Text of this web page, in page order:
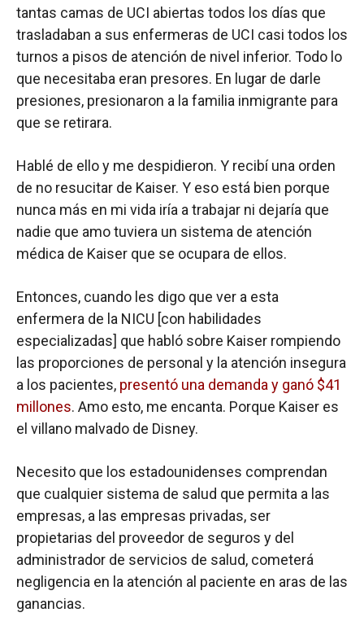
tantas camas de UCI abiertas todos los días que
trasladaban a sus enfermeras de UCI casi todos los
turnos a pisos de atención de nivel inferior. Todo lo
que necesitaba eran presores. En lugar de darle
presiones, presionaron a la familia inmigrante para
que se retirara.
Hablé de ello y me despidieron. Y recibí una orden
de no resucitar de Kaiser. Y eso está bien porque
nunca más en mi vida iría a trabajar ni dejaría que
nadie que amo tuviera un sistema de atención
médica de Kaiser que se ocupara de ellos.
Entonces, cuando les digo que ver a esta
enfermera de la NICU [con habilidades
especializadas] que habló sobre Kaiser rompiendo
las proporciones de personal y la atención insegura
a los pacientes, presentó una demanda y ganó $41
millones. Amo esto, me encanta. Porque Kaiser es
el villano malvado de Disney.
Necesito que los estadounidenses comprendan
que cualquier sistema de salud que permita a las
empresas, a las empresas privadas, ser
propietarias del proveedor de seguros y del
administrador de servicios de salud, cometerá
negligencia en la atención al paciente en aras de las
ganancias.